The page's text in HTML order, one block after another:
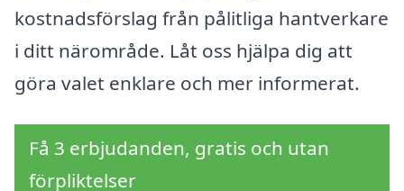
kostnadsförslag från pålitliga hantverkare
i ditt närområde. Låt oss hjälpa dig att
göra valet enklare och mer informerat.
Få 3 erbjudanden, gratis och utan
förpliktelser